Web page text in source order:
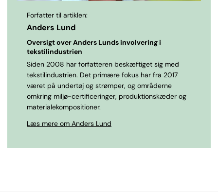
Forfatter til artiklen:
Anders Lund
Oversigt over Anders Lunds involvering i
tekstilindustrien
Siden 2008 har forfatteren beskæftiget sig med
tekstilindustrien. Det primære fokus har fra 2017
været på undertøj og strømper, og områderne
omkring miljø-certificeringer, produktionskæder og
materialekompositioner.
Læs mere om Anders Lund